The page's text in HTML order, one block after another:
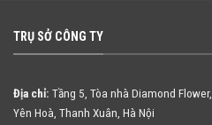
TRỤ SỞ CÔNG TY
Địa chỉ: Tầng 5, Tòa nhà Diamond Flower,
Yên Hoà, Thanh Xuân, Hà Nội